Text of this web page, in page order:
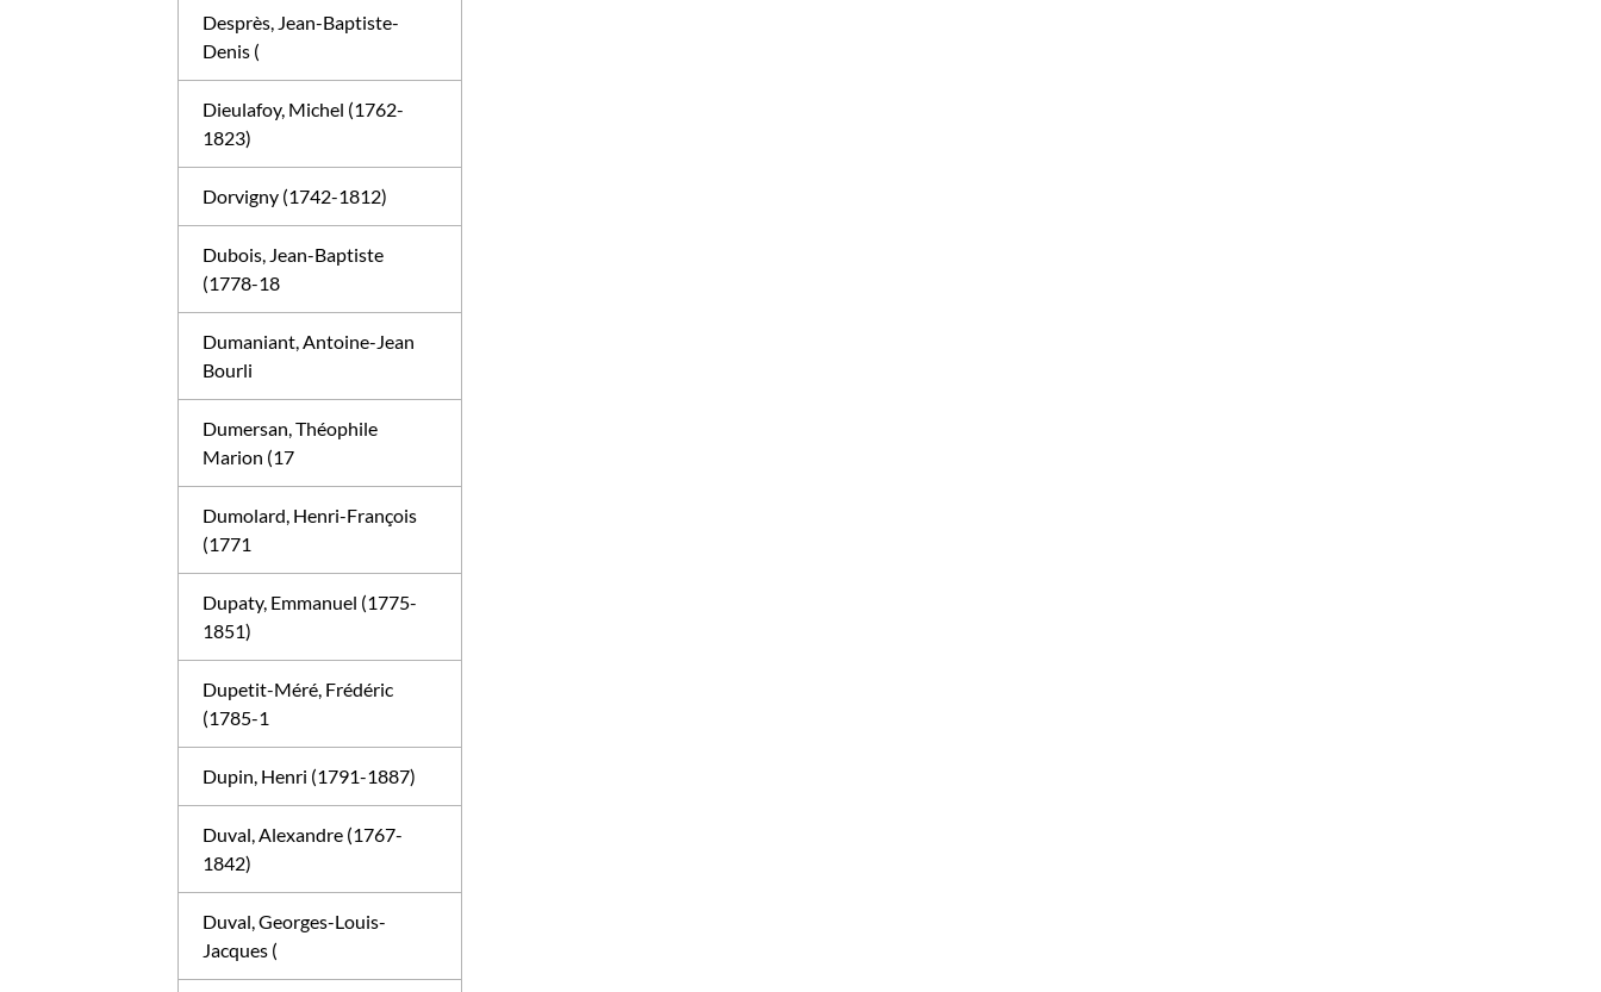
Desprès, Jean-Baptiste-
Denis (
Dieulafoy, Michel (1762-
1823)
Dorvigny (1742-1812)
Dubois, Jean-Baptiste
(1778-18
Dumaniant, Antoine-Jean
Bourli
Dumersan, Théophile
Marion (17
Dumolard, Henri-François
(1771
Dupaty, Emmanuel (1775-
1851)
Dupetit-Méré, Frédéric
(1785-1
Dupin, Henri (1791-1887)
Duval, Alexandre (1767-
1842)
Duval, Georges-Louis-
Jacques (